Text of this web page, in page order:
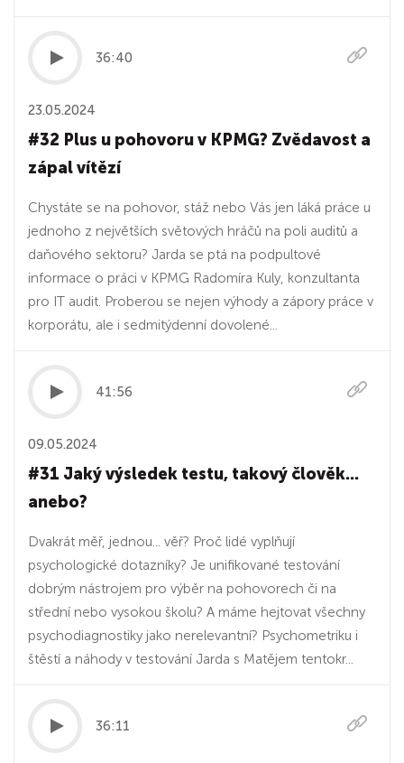
36:40
23.05.2024
#32 Plus u pohovoru v KPMG? Zvědavost a
zápal vítězí
Chystáte se na pohovor, stáž nebo Vás jen láká práce u
jednoho z největších světových hráčů na poli auditů a
daňového sektoru? Jarda se ptá na podpultové
informace o práci v KPMG Radomíra Kuly, konzultanta
pro IT audit. Proberou se nejen výhody a zápory práce v
korporátu, ale i sedmitýdenní dovolené...
41:56
09.05.2024
#31 Jaký výsledek testu, takový člověk...
anebo?
Dvakrát měř, jednou... věř? Proč lidé vyplňují
psychologické dotazníky? Je unifikované testování
dobrým nástrojem pro výběr na pohovorech či na
střední nebo vysokou školu? A máme hejtovat všechny
psychodiagnostiky jako nerelevantní? Psychometriku i
štěstí a náhody v testování Jarda s Matějem tentokr...
36:11